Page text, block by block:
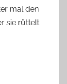
mal den
sie rüttelt